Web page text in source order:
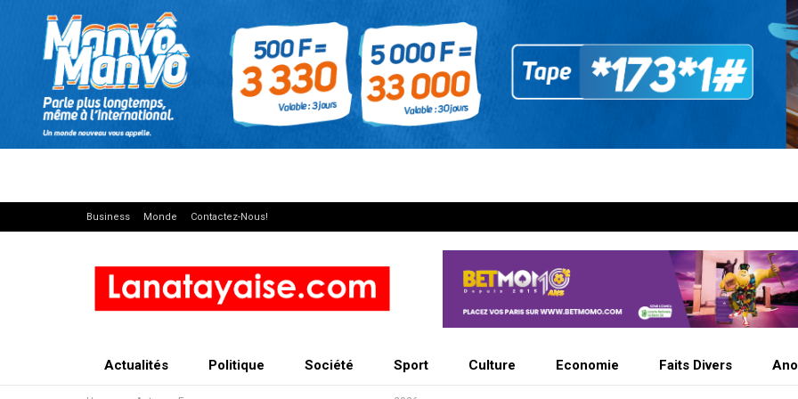
Business Monde Contactez-Nous!
Actualités Politique Société Sport Culture Economie Faits Divers